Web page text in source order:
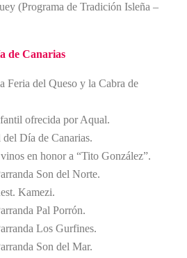
(Programa de Tradición Isleña –
de Canarias
Feria del Queso y la Cabra de
ofrecida por Aqual.
Día de Canarias.
en honor a “Tito González”.
Son del Norte.
Kamezi.
Pal Porrón.
Los Gurfines.
Son del Mar.